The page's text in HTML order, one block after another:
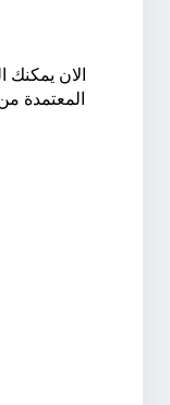
الان يمكنك
المعتمدة